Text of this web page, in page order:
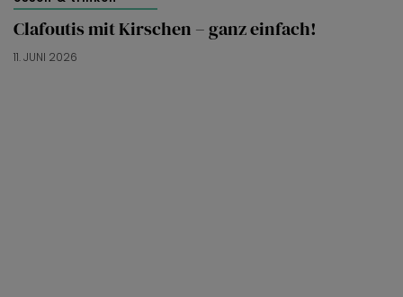
Clafoutis mit Kirschen – ganz einfach!
11. JUNI 2026